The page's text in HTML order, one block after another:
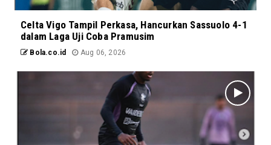
Celta Vigo Tampil Perkasa, Hancurkan Sassuolo 4-1
dalam Laga Uji Coba Pramusim
Bola.co.id Aug 06, 2026